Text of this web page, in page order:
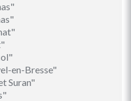
en-Bresse"
Suran"